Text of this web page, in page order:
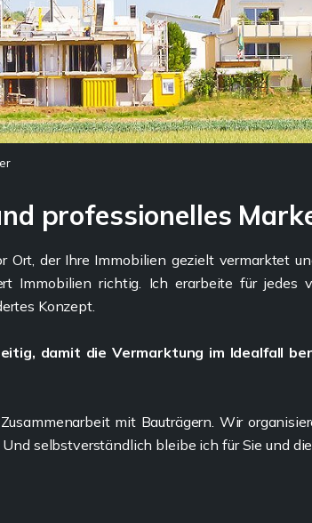
professionelles
Ort, der Ihre Immobilien gezielt vermarktet
Immobilien richtig. Ich erarbeite für jedes
Konzept.
damit die Vermarktung im Idealfall
mit Bauträgern. Wir
selbstverständlich bleibe ich für Sie und